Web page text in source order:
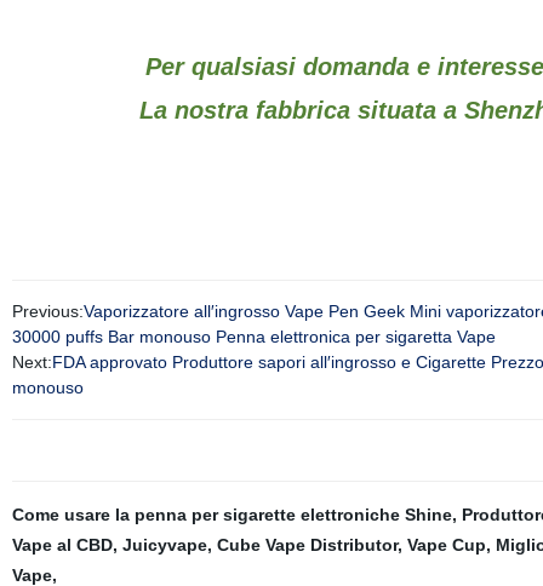
Per qualsiasi domanda e
La nostra fabbrica situata a
Previous:Vaporizzatore all′ingrosso Vape Pen Geek Mini
30000 puffs Bar monouso Penna elettronica per sigaretta Vape
Next:FDA approvato Produttore sapori all′ingrosso e Cigarette
monouso
Come usare la penna per sigarette elettroniche Shine,
Vape al CBD, Juicyvape, Cube Vape Distributor, Vape Cup,
Vape,